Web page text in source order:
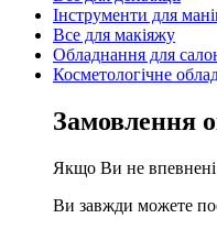
Інструменти для
Все для макіяжу
Обладнання для
Косметологічне
Замовлення
Якщо Ви не впевнені
Ви завжди можете